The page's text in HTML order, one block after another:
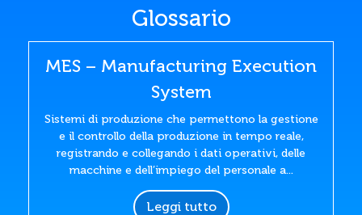
Glossario
MES – Manufacturing Execution
System
Sistemi di produzione che permettono la gestione
e il controllo della produzione in tempo reale,
registrando e collegando i dati operativi, delle
macchine e dell’impiego del personale a...
Leggi tutto